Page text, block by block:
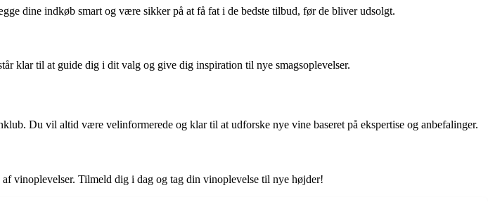
dine indkøb smart og være sikker på at få fat i de bedste tilbud, før de bliver udsolgt.
klar til at guide dig i dit valg og give dig inspiration til nye smagsoplevelser.
Du vil altid være velinformerede og klar til at udforske nye vine baseret på ekspertise og anbefalinger.
vinoplevelser. Tilmeld dig i dag og tag din vinoplevelse til nye højder!